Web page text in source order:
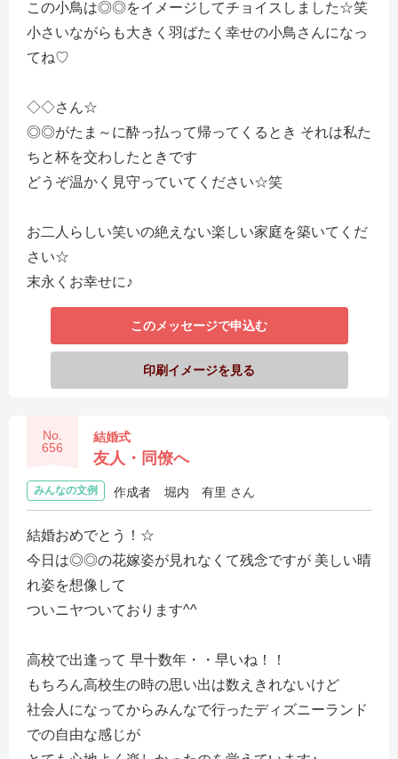
この小鳥は◎◎をイメージしてチョイスしました☆笑
小さいながらも大きく羽ばたく幸せの小鳥さんになっ
てね♡
◇◇さん☆
◎◎がたま～に酔っ払って帰ってくるとき それは私た
ちと杯を交わしたときです
どうぞ温かく見守っていてください☆笑
お二人らしい笑いの絶えない楽しい家庭を築いてくだ
さい☆
末永くお幸せに♪
このメッセージで申込む
印刷イメージを見る
No.
656
結婚式
友人・同僚へ
みんなの文例 作成者 堀内 有里 さん
結婚おめでとう！☆
今日は◎◎の花嫁姿が見れなくて残念ですが 美しい晴
れ姿を想像して
ついニヤついております^^
高校で出逢って 早十数年・・早いね！！
もちろん高校生の時の思い出は数えきれないけど
社会人になってからみんなで行ったディズニーランド
での自由な感じが